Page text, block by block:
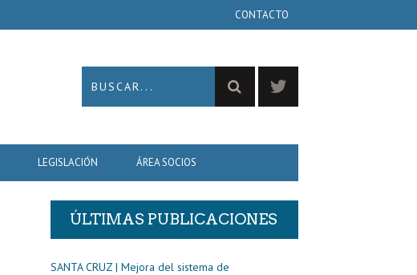
CONTACTO
LEGISLACIÓN ÁREA SOCIOS
ÚLTIMAS PUBLICACIONES
SANTA CRUZ | Mejora del sistema de